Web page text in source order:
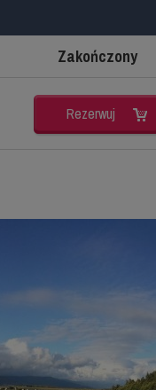
Zakończony
Rezerwuj